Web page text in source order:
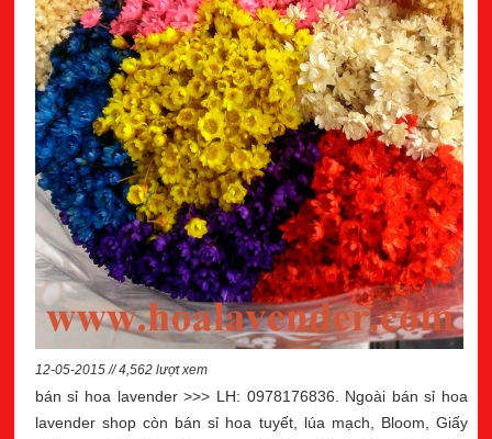
12-05-2015 // 4,562 lượt xem
bán sỉ hoa lavender >>> LH: 0978176836. Ngoài bán sỉ hoa
lavender shop còn bán sỉ hoa tuyết, lúa mạch, Bloom, Giấy